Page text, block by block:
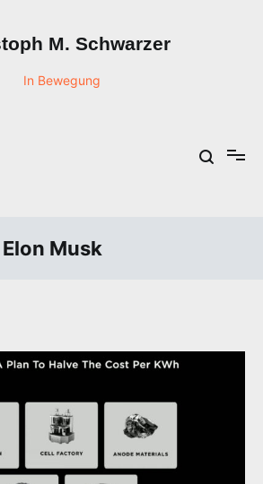
M. Schwarzer
In Bewegung
Elon Musk